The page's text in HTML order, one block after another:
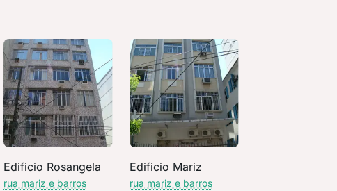
Edificio Rosangela
rua mariz e barros
Edificio Mariz
rua mariz e barros